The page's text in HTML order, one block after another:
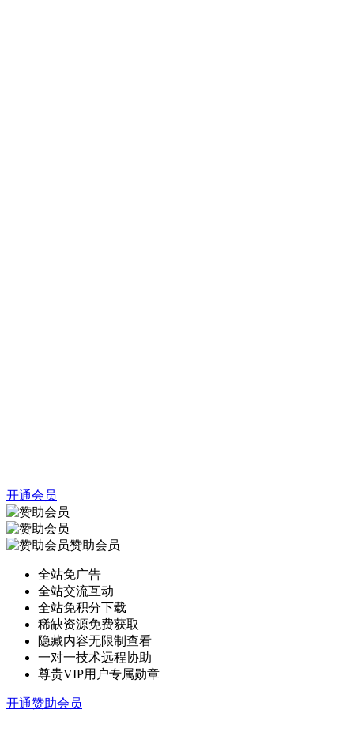
开通会员
赞助会员
全站免广告
全站交流互动
全站免积分下载
稀缺资源免费获取
隐藏内容无限制查看
一对一技术远程协助
尊贵VIP用户专属勋章
开通赞助会员